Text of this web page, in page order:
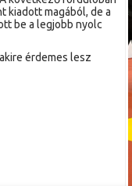
kiadott magából, de a
be a legjobb nyolc
érdemes lesz